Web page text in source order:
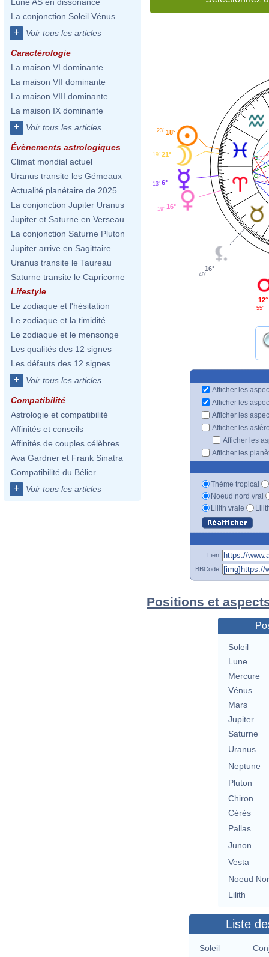
La conjonction Soleil Vénus
+ Voir tous les articles
Caractérologie
La maison VI dominante
La maison VII dominante
La maison VIII dominante
La maison IX dominante
+ Voir tous les articles
Évènements astrologiques
Climat mondial actuel
Uranus transite les Gémeaux
Actualité planétaire de 2025
La conjonction Jupiter Uranus
Jupiter et Saturne en Verseau
La conjonction Saturne Pluton
Jupiter arrive en Sagittaire
Uranus transite le Taureau
Saturne transite le Capricorne
Lifestyle
Le zodiaque et l'hésitation
Le zodiaque et la timidité
Le zodiaque et le mensonge
Les qualités des 12 signes
Les défauts des 12 signes
+ Voir tous les articles
Compatibilité
Astrologie et compatibilité
Affinités et conseils
Affinités de couples célèbres
Ava Gardner et Frank Sinatra
Compatibilité du Bélier
+ Voir tous les articles
18°
23'
21°
19'
6°
13'
16°
19'
16°
49'
12°
55'
Afficher les
Afficher les
Afficher les
Afficher les
Afficher les
Afficher les
Thème tropical
Noeud nord vrai
Lilith vraie
Lien
BBCode
Positions et
Soleil
Lune
Mercure
Vénus
Mars
Jupiter
Saturne
Uranus
Neptune
Pluton
Chiron
Cérès
Pallas
Junon
Vesta
Noeud
Lilith
Liste
Soleil